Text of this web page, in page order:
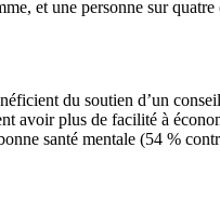
et une personne sur quatre
du soutien d’un
avoir plus de facilité à
santé mentale (54 %